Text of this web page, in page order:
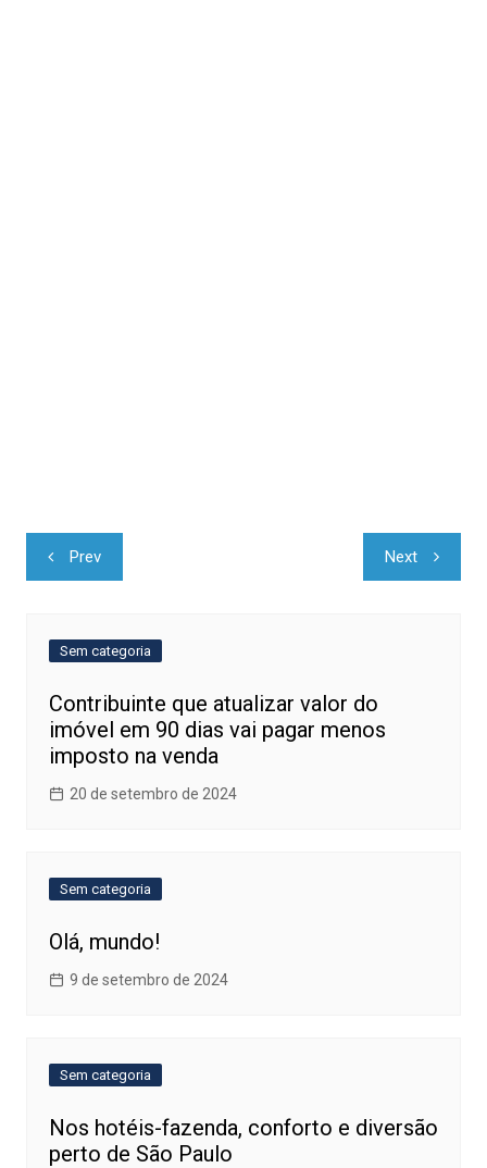
Navegação
de
Prev Next
Sem categoria
Contribuinte que atualizar valor do
imóvel em 90 dias vai pagar menos
imposto na venda
20 de setembro de 2024
Sem categoria
Olá, mundo!
9 de setembro de 2024
Sem categoria
Nos hotéis-fazenda, conforto e diversão
perto de São Paulo